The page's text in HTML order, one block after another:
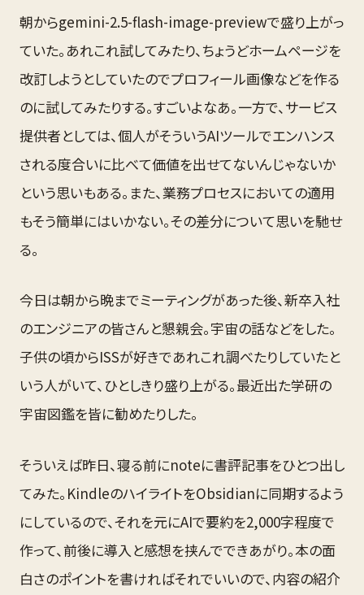
朝からgemini-2.5-flash-image-previewで盛り上がっ
ていた。あれこれ試してみたり、ちょうどホームページを
改訂しようとしていたのでプロフィール画像などを作る
のに試してみたりする。すごいよなあ。一方で、サービス
提供者としては、個人がそういうAIツールでエンハンス
される度合いに比べて価値を出せてないんじゃないか
という思いもある。また、業務プロセスにおいての適用
もそう簡単にはいかない。その差分について思いを馳せ
る。
今日は朝から晩までミーティングがあった後、新卒入社
のエンジニアの皆さんと懇親会。宇宙の話などをした。
子供の頃からISSが好きであれこれ調べたりしていたと
いう人がいて、ひとしきり盛り上がる。最近出た学研の
宇宙図鑑を皆に勧めたりした。
そういえば昨日、寝る前にnoteに書評記事をひとつ出し
てみた。KindleのハイライトをObsidianに同期するよう
にしているので、それを元にAIで要約を2,000字程度で
作って、前後に導入と感想を挟んでできあがり。本の面
白さのポイントを書ければそれでいいので、内容の紹介